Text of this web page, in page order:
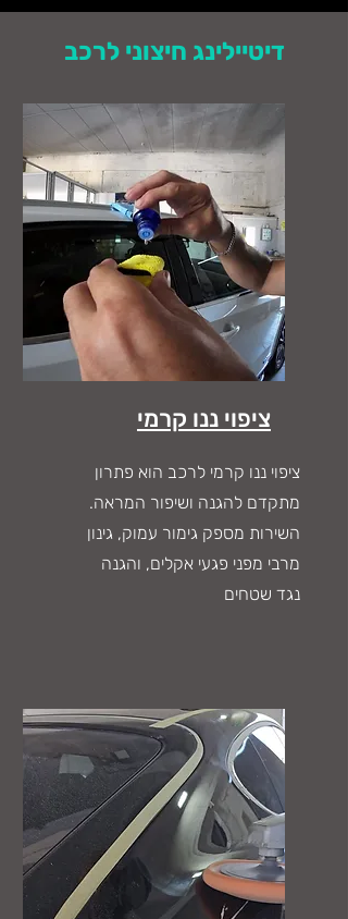
דיטיילינג חיצוני לרכב
ציפוי ננו קרמי
ציפוי ננו קרמי לרכב הוא פתרון
מתקדם להגנה ושיפור המראה.
השירות מספק גימור עמוק, גינון
מרבי מפני פגעי אקלים, והגנה
נגד שטחים